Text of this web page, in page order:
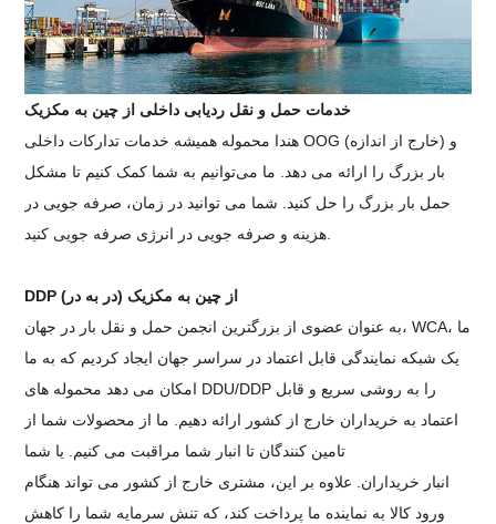
خدمات حمل و نقل ردیابی داخلی از چین به مکزیک
هندا محموله همیشه خدمات تدارکات داخلی OOG (خارج از اندازه) و
بار بزرگ را ارائه می دهد. ما می‌توانیم به شما کمک کنیم تا مشکل
حمل بار بزرگ را حل کنید. شما می توانید در زمان، صرفه جویی در
DDP (در به در) از چین به مکزیک
به عنوان عضوی از بزرگترین انجمن حمل و نقل بار در جهان، WCA، ما
یک شبکه نمایندگی قابل اعتماد در سراسر جهان ایجاد کردیم که به ما
امکان می دهد محموله های DDU/DDP را به روشی سریع و قابل
اعتماد به خریداران خارج از کشور ارائه دهیم. ما از محصولات شما از
تامین کنندگان تا انبار شما مراقبت می کنیم. یا شما
انبار خریداران. علاوه بر این، مشتری خارج از کشور می تواند هنگام
ورود کالا به نماینده ما پرداخت کند، که تنش سرمایه شما را کاهش